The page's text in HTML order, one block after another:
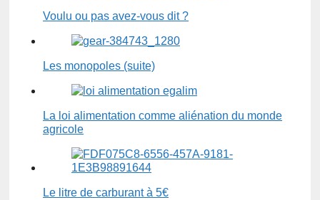
Voulu ou pas avez-vous dit ?
Les monopoles (suite)
La loi alimentation comme aliénation du monde
agricole
Le litre de carburant à 5€